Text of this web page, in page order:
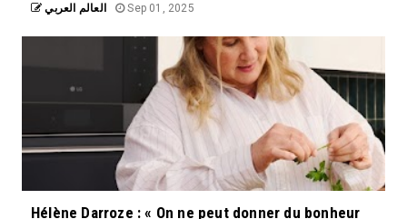
العالم العربي Sep 01, 2025
Hélène Darroze : « On ne peut donner du bonheur